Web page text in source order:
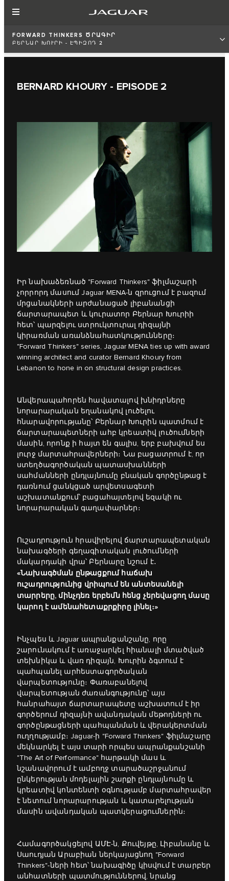
FORWARD THINKERS ԾՐԱԳԻՐ
ԲԵՐՆԱՐ ԽՈՒՐԻ - ԷՊԻԶՈԴ 2
BERNARD KHOURY - EPISODE 2
Իր նախաձեռնած "Forward Thinkers" ֆիլմաշարի
չորրորդ մասում Jaguar MENA-ն զրուցում է բազում
մրցանակների արժանացած լիբանանցի
ճարտարապետ և կուրատոր Բերնար Խուրիի
հետ՝ պարզելու ստրուկտուրալ դիզայնի
կիրառման առանձնահատկությունները։
"Forward Thinkers"series, Jaguar MENA ties up with award
winning architect and curator Bernard Khoury from
Lebanon to hone in on structural design practices.
Անվերապահորեն հավատալով խնիդրները
նորարարական եղանակով լուծելու
հնարավորությանը՝ Բերնար Խուրին պատմում է
ճարտարապետների ահբ կրեատիվ լուծումների
մասին, որոնք ի հայտ են գալիս, երբ բախվում ես
լուրջ մարտահրավերների։ Նա բացատրում է, որ
ստեղծագործական պատասխանների
սահմանների ընդլայնումը բնական գործընթաց է
դառնում ցանկցած արվետսագետի
աշխատանքում՝ բացահայտելով եզակի ու
նորարարական գաղափարներ։
Ուշադրություն հրավիրելով ճարտարապետական
նախագծերի գեղագիտական լուծումների
մակարդակի վրա՝ Բերնարը նշում է․
«Նախագծման ընթացքում հաճախ
ուշադրությունից վրիպում են անտեսանելի
տարրերը, մինչդեռ երբեմն հենց չերեվացող մասը
կարող է ամենահետաքրքիրը լինել։»
Ինչպես և Jaguar ապրանքանշանը, որը
շարունակում է առաջարկել հիանալի մտածված
տեխնիկա և վառ դիզայն, Խուրին ձգտում է
պահպանել արհեստագործական
վարպետությունը։ Փառաբանելով
վարպետության ժառանգությունը՝ այս
հանրահայտ ճարտարապետը աշխատում է իր
գործերում դիզայնի ավանդական մեթոդների ու
գործընթացների պահպանման և վերակերտման
ուղղությամբ։ Jaguar-ի "Forward Thinkers" ֆիլմաշարը
մեկնարկել է այս տարի որպես ապրանքանշանի
"The Art of Performance" հարթակի մաս և
նշանավորում է ամբողջ տարածաշրջանում
ընկերության մոդելային շարքի ընդլայնումը և
կրեատիվ կոնտենտի օգնությամբ մարտահրավեր
է նետում նորարարության և կատարելության
մասին ավանդական պատկերացումներին։
Համագործակցելով ԱՄԷ-ն, Քուվեյթը, Լիբանանը և
Սաուդյան Արաբիան ներկայացնող "Forward
Thinkers"-ների հետ՝ նախագիծը կիսվում է տարբեր
անհատների պատմություններով, նրանց